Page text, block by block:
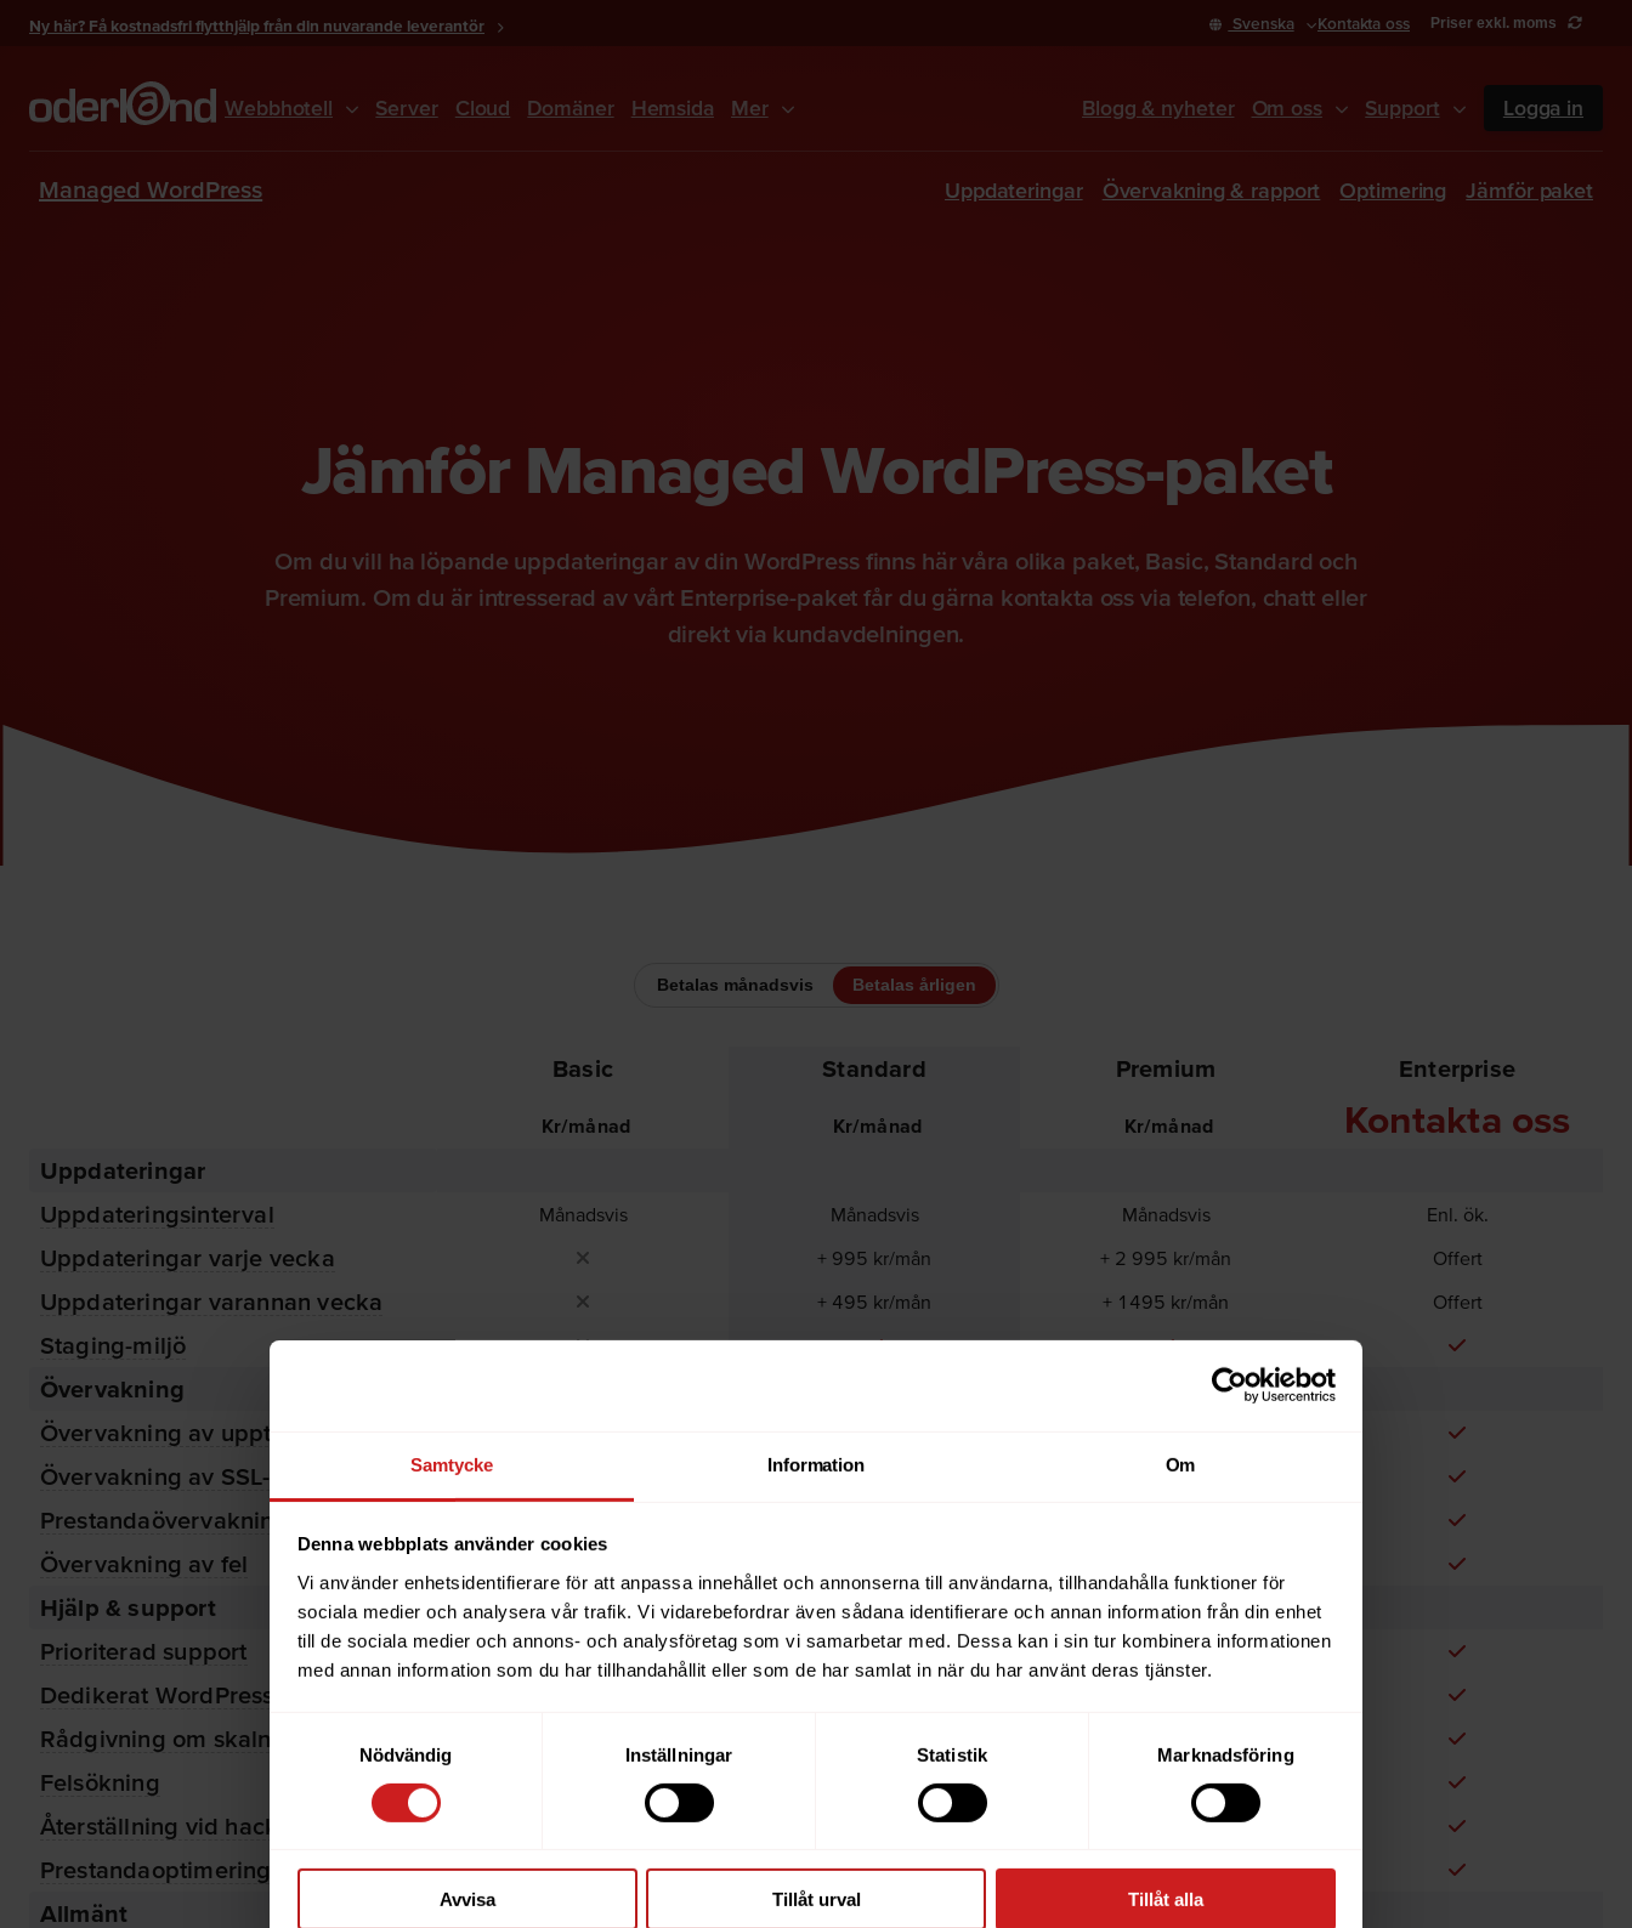
Samtycke Information Om
Denna webbplats använder cookies
Vi använder enhetsidentifierare för att anpassa innehållet och annonserna till användarna, tillhandahålla funktioner för
sociala medier och analysera vår trafik. Vi vidarebefordrar även sådana identifierare och annan information från din enhet
till de sociala medier och annons- och analysföretag som vi samarbetar med. Dessa kan i sin tur kombinera informationen
med annan information som du har tillhandahållit eller som de har samlat in när du har använt deras tjänster.
Nödvändig
Inställningar Statistik Marknadsföring
Avvisa Tillåt urval Tillåt alla
Ny här? Få kostnadsfri flytthjälp från din nuvarande leverantör Svenska Kontakta oss Priser exkl. moms
Webbhotell Server Cloud Domäner Hemsida Mer Blogg & nyheter Om oss Support Logga in
Managed WordPress Uppdateringar Övervakning & rapport Optimering Jämför paket
Jämför Managed WordPress-paket
Om du vill ha löpande uppdateringar av din WordPress finns här våra olika paket, Basic, Standard och
Premium. Om du är intresserad av vårt Enterprise-paket får du gärna kontakta oss via telefon, chatt eller
direkt via kundavdelningen.
Betalas månadsvis Betalas årligen
Basic Standard Premium Enterprise
Kr/månad Kr/månad Kr/månad Kontakta oss
Uppdateringar
Uppdateringsinterval
Månadsvis Månadsvis Månadsvis Enl. ök.
Uppdateringar varje vecka + 995 kr/mån + 2 995 kr/mån Offert
Uppdateringar varannan vecka + 495 kr/mån + 1495 kr/mån Offert
Staging-miljö
Övervakning
Övervakning av upptid
Övervakning av SSL-certifikat
Prestandaövervakning
Övervakning av fel
Hjälp & support
Prioriterad support
Dedikerat WordPress-team
Rådgivning om skalning
Felsökning
Återställning vid hack
Prestandaoptimering, årligen
Allmänt